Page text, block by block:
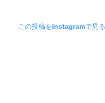
この投稿をInstagramで見る